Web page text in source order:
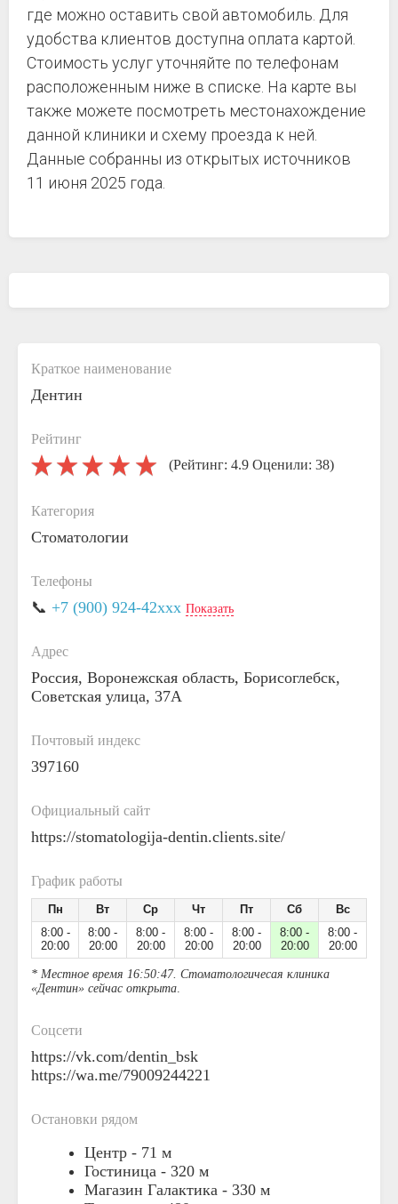
где можно оставить свой автомобиль. Для
удобства клиентов доступна оплата картой.
Стоимость услуг уточняйте по телефонам
расположенным ниже в списке. На карте вы
также можете посмотреть местонахождение
данной клиники и схему проезда к ней.
Данные собранны из открытых источников
11 июня 2025 года.
Краткое наименование
Дентин
Рейтинг
(Рейтинг: 4.9 Оценили: 38)
Категория
Стоматологии
Телефоны
📞 +7 (900) 924-42xxx Показать
Адрес
Россия, Воронежская область, Борисоглебск,
Советская улица, 37А
Почтовый индекс
397160
Официальный сайт
https://stomatologija-dentin.clients.site/
График работы
Пн Вт Ср Чт Пт Сб
Вс
8:00 -
20:00
8:00 -
20:00
8:00 -
20:00
8:00 -
20:00
8:00 -
20:00
8:00 -
20:00
8:00 -
20:00
* Местное время 16:50:47. Стоматологичесая клиника
«Дентин» сейчас открыта.
Соцсети
https://vk.com/dentin_bsk
https://wa.me/79009244221
Остановки рядом
Центр - 71 м
Гостиница - 320 м
Магазин Галактика - 330 м